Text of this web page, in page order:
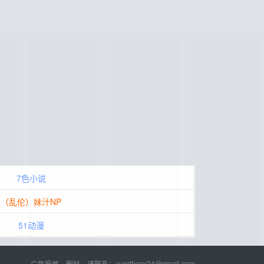
7色小说
（乱伦）妹汁NP
51动漫